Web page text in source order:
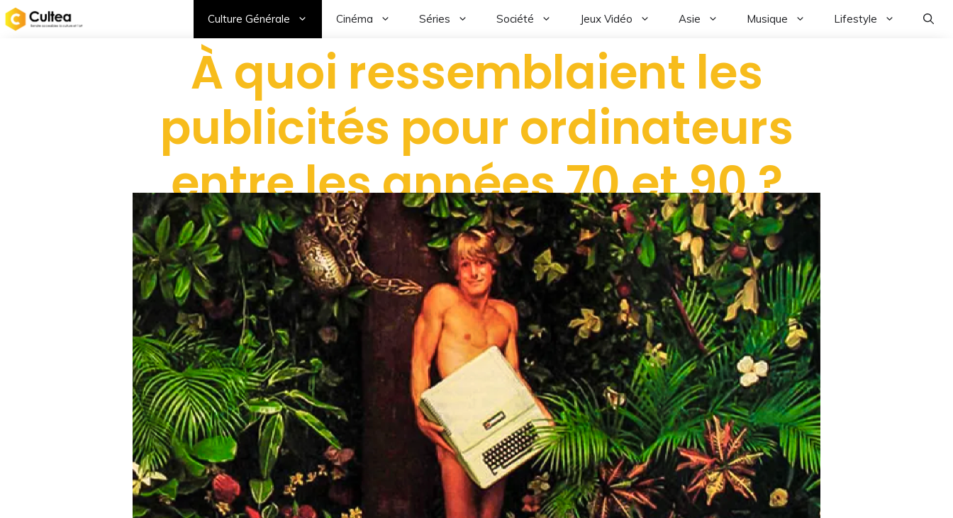
Culture Générale Cinéma Séries Société Jeux Vidéo Asie Musique Lifestyle
À quoi ressemblaient les
publicités pour ordinateurs
entre les années 70 et 90 ?